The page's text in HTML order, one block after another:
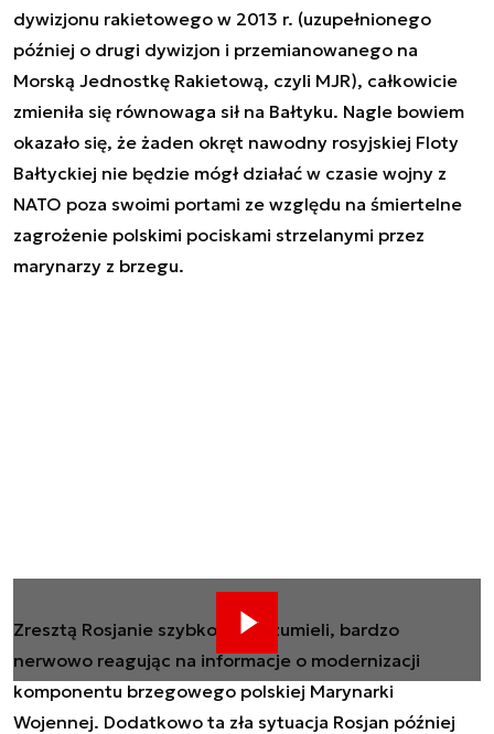
dywizjonu rakietowego w 2013 r. (uzupełnionego
później o drugi dywizjon i przemianowanego na
Morską Jednostkę Rakietową, czyli MJR), całkowicie
zmieniła się równowaga sił na Bałtyku. Nagle bowiem
okazało się, że żaden okręt nawodny rosyjskiej Floty
Bałtyckiej nie będzie mógł działać w czasie wojny z
NATO poza swoimi portami ze względu na śmiertelne
zagrożenie polskimi pociskami strzelanymi przez
marynarzy z brzegu.
Zresztą Rosjanie szybko to zrozumieli, bardzo
nerwowo reagując na informacje o modernizacji
komponentu brzegowego polskiej Marynarki
Wojennej. Dodatkowo ta zła sytuacja Rosjan później